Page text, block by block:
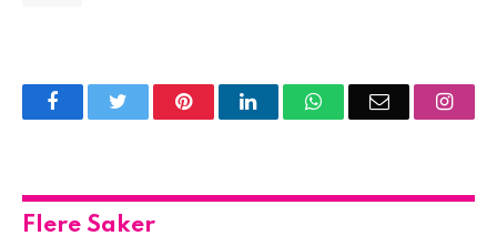
FacebookTwitter PinterestLinkedInWhatsAppEmail
Flere Saker